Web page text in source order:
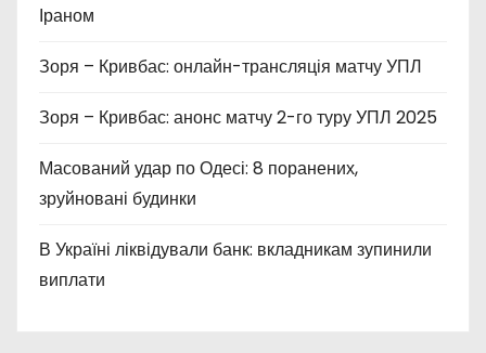
Іраном
Зоря – Кривбас: онлайн-трансляція матчу УПЛ
Зоря – Кривбас: анонс матчу 2-го туру УПЛ 2025
Масований удар по Одесі: 8 поранених,
зруйновані будинки
В Україні ліквідували банк: вкладникам зупинили
виплати